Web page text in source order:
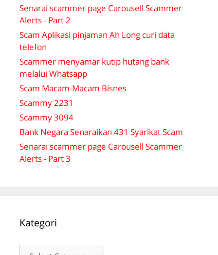
Senarai scammer page Carousell Scammer
Alerts - Part 2
Scam Aplikasi pinjaman Ah Long curi data
telefon
Scammer menyamar kutip hutang bank
melalui Whatsapp
Scam Macam-Macam Bisnes
Scammy 2231
Scammy 3094
Bank Negara Senaraikan 431 Syarikat Scam
Senarai scammer page Carousell Scammer
Alerts - Part 3
Kategori
Kategori